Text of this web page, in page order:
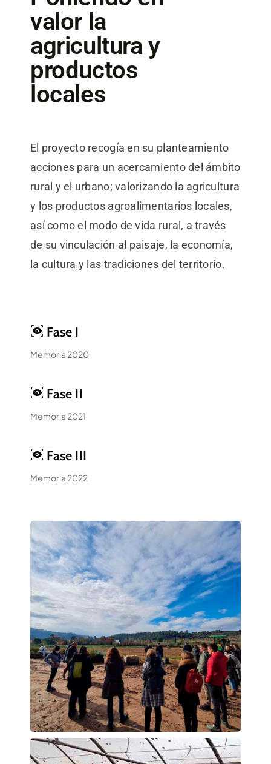
valor la
agricultura y
productos
locales
El proyecto recogía en su planteamiento
acciones para un acercamiento del ámbito
rural y el urbano; valorizando la agricultura
y los productos agroalimentarios locales,
así como el modo de vida rural, a través
de su vinculación al paisaje, la economía,
la cultura y las tradiciones del territorio.
Fase I
Memoria 2020
Fase II
Memoria 2021
Fase III
Memoria 2022